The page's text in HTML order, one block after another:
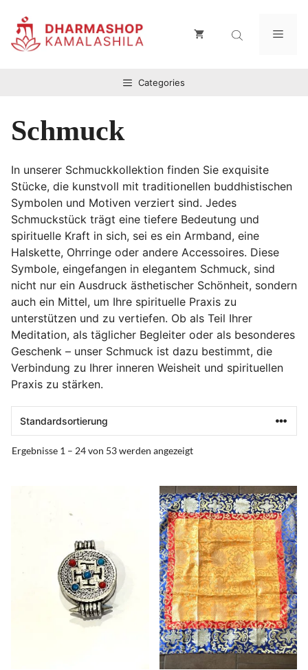
Inhalt
springen
Categories
Schmuck
In unserer Schmuckkollektion finden Sie exquisite
Stücke, die kunstvoll mit traditionellen buddhistischen
Symbolen und Motiven verziert sind. Jedes
Schmuckstück trägt eine tiefere Bedeutung und
spirituelle Kraft in sich, sei es ein Armband, eine
Halskette, Ohrringe oder andere Accessoires. Diese
Symbole, eingefangen in elegantem Schmuck, sind
nicht nur ein Ausdruck ästhetischer Schönheit, sondern
auch ein Mittel, um Ihre spirituelle Praxis zu
unterstützen und zu vertiefen. Ob als Teil Ihrer
Meditation, als täglicher Begleiter oder als besonderes
Geschenk – unser Schmuck ist dazu bestimmt, die
Verbindung zu Ihrer inneren Weisheit und spirituellen
Praxis zu stärken.
Ergebnisse 1 – 24 von 53 werden angezeigt